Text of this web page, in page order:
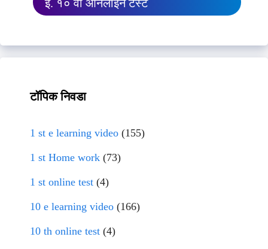
इ. १० वी ऑनलाईन टेस्ट
टॉपिक निवडा
1 st e learning video (155)
1 st Home work (73)
1 st online test (4)
10 e learning video (166)
10 th online test (4)